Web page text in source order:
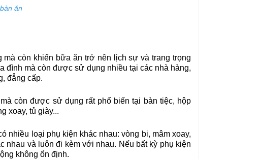
ăn
còn khiến bữa ăn trở nên lịch sự và trang trọng
đình mà còn được sử dụng nhiều tại các nhà hàng,
đẳng cấp.
còn được sử dụng rất phổ biến tại bàn tiệc, hộp
xoay, tủ giày...
nhiều loại phụ kiện khác nhau: vòng bi, mâm xoay,
nhau và luôn đi kèm với nhau. Nếu bất kỳ phụ kiện
không ổn định.